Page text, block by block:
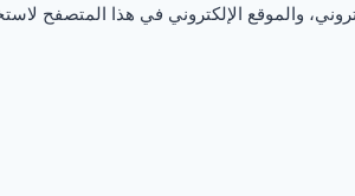
والموقع الإلكتروني في هذا المتصفح